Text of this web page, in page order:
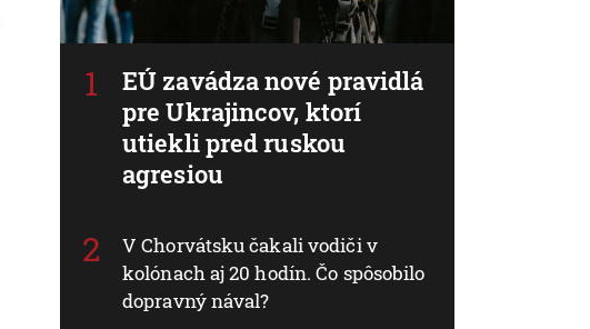
EÚ zavádza nové pravidlá
pre Ukrajincov, ktorí
utiekli pred ruskou
agresiou
V Chorvátsku čakali vodiči v
kolónach aj 20 hodín. Čo spôsobilo
dopravný nával?